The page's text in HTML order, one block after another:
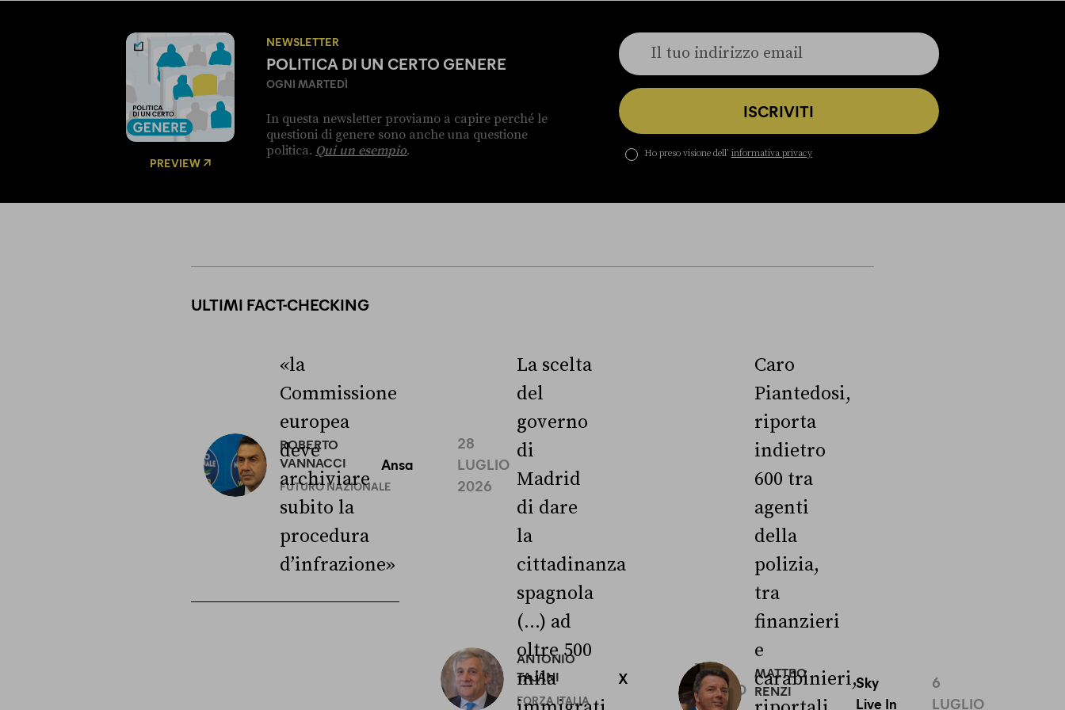
PREVIEW
NEWSLETTER
POLITICA DI UN CERTO GENERE
OGNI MARTEDÌ
In questa newsletter proviamo a capire perché le
questioni di genere sono anche una questione
politica. Qui un esempio.
ISCRIVITI
Ho preso visione dell’ informativa privacy
ULTIMI FACT-CHECKING
ROBERTO
VANNACCI
FUTURO NAZIONALE
«la
Commissione
europea
deve
archiviare
subito la
procedura
d’infrazione»
Ansa
28
LUGLIO
2026
ANTONIO
TAJANI
FORZA ITALIA
La scelta
del
governo
di
Madrid
di dare
la
cittadinanza
spagnola
(...) ad
oltre 500
mila
X
30
LUGLIO
MATTEO
RENZI
Caro
Piantedosi,
riporta
indietro
600 tra
agenti
della
polizia,
tra
finanzieri
e
carabinieri,Sky
Live In
6
LUGLIO